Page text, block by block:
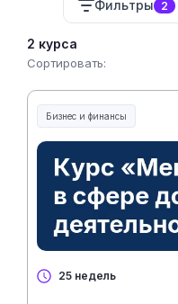
Фильтры 2
2 курса
Сортировать:
Бизнес и финансы
25 недель